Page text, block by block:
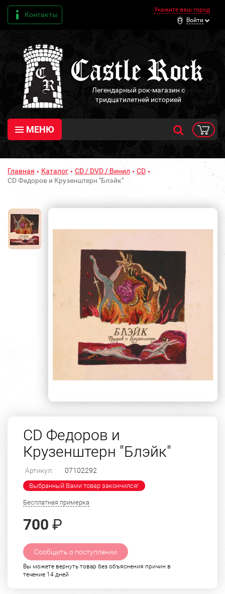
Контакты
Укажите ваш город
Войти
Легендарный рок-магазин с
тридцатилетней историей
МЕНЮ
Главная Каталог CD / DVD / Винил
CD
CD Федоров и Крузенштерн "Блэйк"
CD Федоров и
Крузенштерн "Блэйк"
Артикул: 07102292
Выбранный Вами товар закончился!
Бесплатная примерка
700 ₽
Сообщить о поступлении
Вы можете вернуть товар без объяснения причин в
течение 14 дней